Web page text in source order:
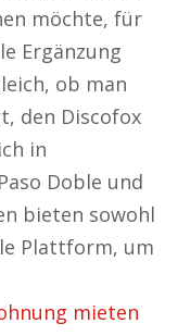
möchte, für
Ergänzung
ob man
den Discofox
in
Doble und
bieten sowohl
Plattform, um
mieten